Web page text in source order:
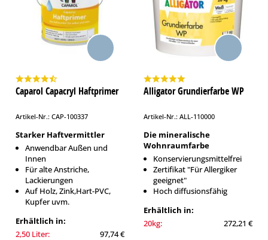
Caparol Capacryl Haftprimer
Artikel-Nr.: CAP-100337
Starker Haftvermittler
Anwendbar Außen und
Innen
Für alte Anstriche,
Lackierungen
Auf Holz, Zink,Hart-PVC,
Kupfer uvm.
Erhältlich in:
2,50 Liter:
97,74 €
Alligator Grundierfarbe WP
Artikel-Nr.: ALL-110000
Die mineralische
Wohnraumfarbe
Konservierungsmittelfrei
Zertifikat "Für Allergiker
geeignet"
Hoch diffusionsfähig
Erhältlich in:
20kg:
272,21 €